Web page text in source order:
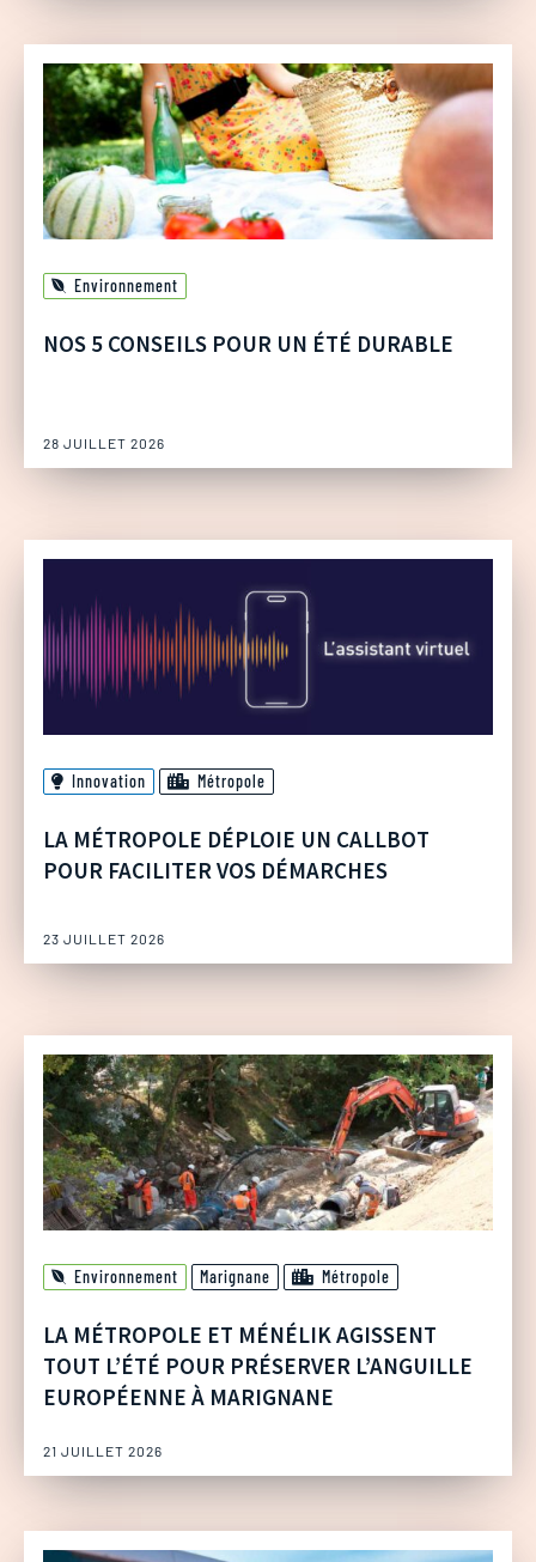
Environnement
NOS 5 CONSEILS POUR UN ÉTÉ DURABLE
28 JUILLET 2026
Innovation Métropole
LA MÉTROPOLE DÉPLOIE UN CALLBOT
POUR FACILITER VOS DÉMARCHES
23 JUILLET 2026
Environnement Marignane Métropole
LA MÉTROPOLE ET MÉNÉLIK AGISSENT
TOUT L’ÉTÉ POUR PRÉSERVER L’ANGUILLE
EUROPÉENNE À MARIGNANE
21 JUILLET 2026